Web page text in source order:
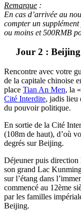
Remarque :
En cas d’arrivée au
compter un
ou moins et 500RMB
Jour 2 :
Rencontre avec votre
de la capitale chinoise
place Tian An Men, la
Cité Interdite, jadis lieu
du pouvoir politique.
En sortie de la Cité
(108m de haut), d’où
degrés sur Beijing.
Déjeuner puis direction
son grand Lac
sur l’étang dans
commencé au 12ème
par les familles
Beijing.